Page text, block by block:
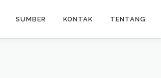
SUMBER KONTAK TENTANG